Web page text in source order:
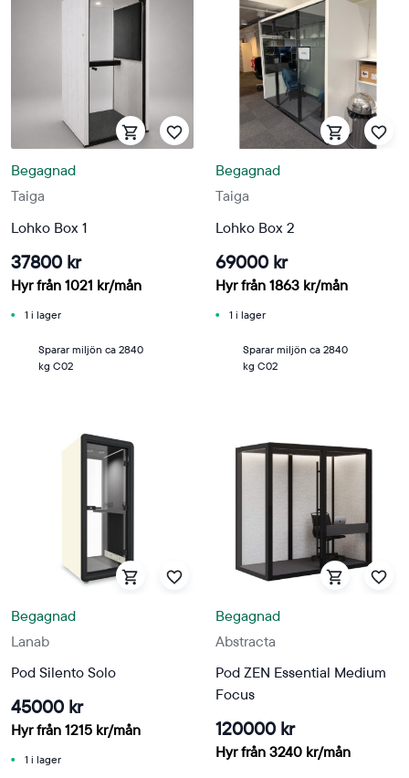
Taiga
Begagnad
Lohko Box 1
37800 kr
Hyr från 1021 kr/mån
1 i lager
Sparar miljön ca 2840
kg C02
Taiga
Begagnad
Lohko Box 2
69000 kr
Hyr från 1863 kr/mån
1 i lager
Sparar miljön ca 2840
kg C02
Lanab
Begagnad
Pod Silento Solo
45000 kr
Hyr från 1215 kr/mån
1 i lager
Abstracta
Begagnad
Pod ZEN Essential Medium
Focus
120000 kr
Hyr från 3240 kr/mån